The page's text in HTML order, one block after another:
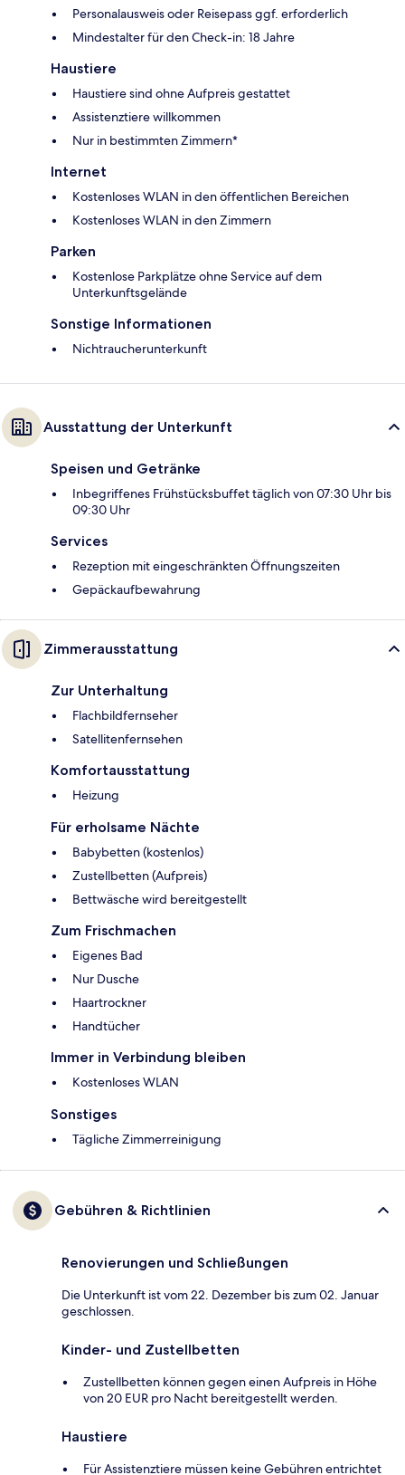
Personalausweis oder Reisepass ggf. erforderlich
Mindestalter für den Check-in: 18 Jahre
Haustiere
Haustiere sind ohne Aufpreis gestattet
Assistenztiere willkommen
Nur in bestimmten Zimmern*
Internet
Kostenloses WLAN in den öffentlichen Bereichen
Kostenloses WLAN in den Zimmern
Parken
Kostenlose Parkplätze ohne Service auf dem
Unterkunftsgelände
Sonstige Informationen
Nichtraucherunterkunft
Ausstattung der Unterkunft
Speisen und Getränke
Inbegriffenes Frühstücksbuffet täglich von 07:30 Uhr bis
09:30 Uhr
Services
Rezeption mit eingeschränkten Öffnungszeiten
Gepäckaufbewahrung
Zimmerausstattung
Zur Unterhaltung
Flachbildfernseher
Satellitenfernsehen
Komfortausstattung
Heizung
Für erholsame Nächte
Babybetten (kostenlos)
Zustellbetten (Aufpreis)
Bettwäsche wird bereitgestellt
Zum Frischmachen
Eigenes Bad
Nur Dusche
Haartrockner
Handtücher
Immer in Verbindung bleiben
Kostenloses WLAN
Sonstiges
Tägliche Zimmerreinigung
Gebühren & Richtlinien
Renovierungen und Schließungen
Die Unterkunft ist vom 22. Dezember bis zum 02. Januar
geschlossen.
Kinder- und Zustellbetten
Zustellbetten können gegen einen Aufpreis in Höhe
von 20 EUR pro Nacht bereitgestellt werden.
Haustiere
Für Assistenztiere müssen keine Gebühren entrichtet